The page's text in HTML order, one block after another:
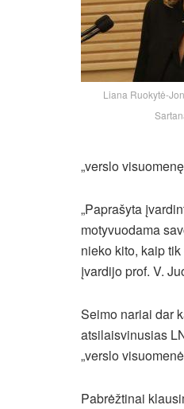
Liana Ruokytė-
„verslo
„Paprašyta
motyvuodama
nieko kito, kaip
įvardijo prof. V.
Seimo nariai dar
atsilaisvinusias
„verslo
Pabrėžtinai